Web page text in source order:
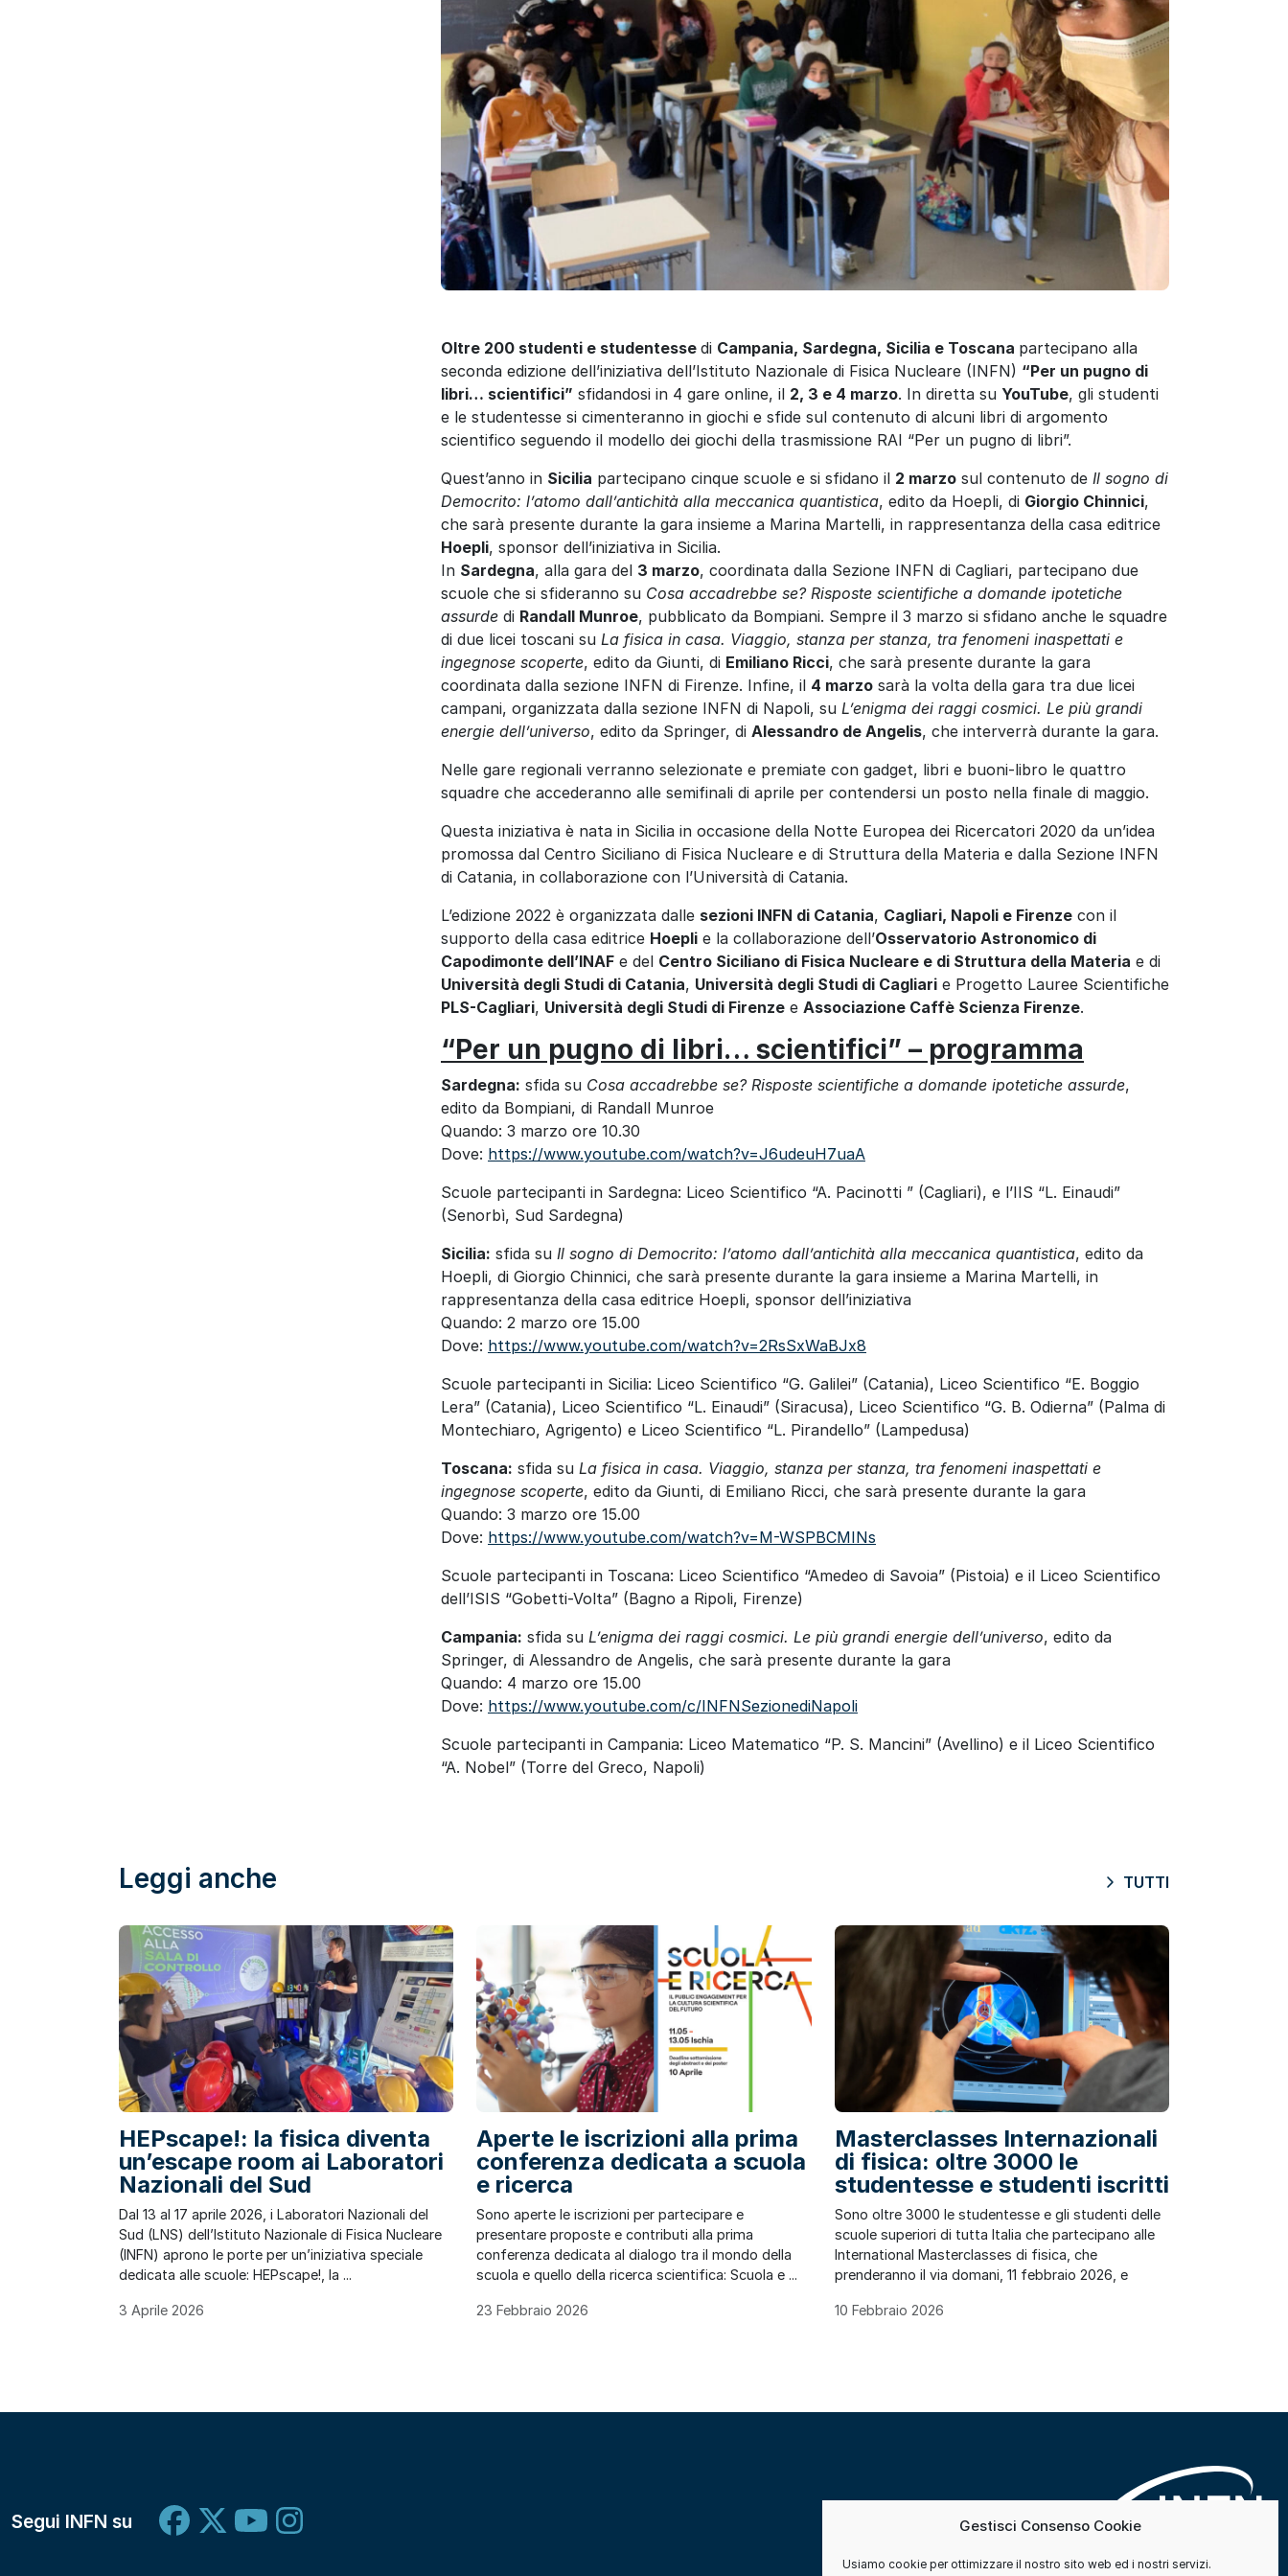
Gestisci Consenso Cookie
Usiamo cookie per ottimizzare il nostro sito web ed i nostri servizi.
Oltre 200 studenti e studentesse di Campania, Sardegna, Sicilia e Toscana partecipano alla
seconda edizione dell’iniziativa dell’Istituto Nazionale di Fisica Nucleare (INFN) “Per un pugno di
libri… scientifici” sfidandosi in 4 gare online, il 2, 3 e 4 marzo. In diretta su YouTube, gli studenti
e le studentesse si cimenteranno in giochi e sfide sul contenuto di alcuni libri di argomento
scientifico seguendo il modello dei giochi della trasmissione RAI “Per un pugno di libri”.
Quest’anno in Sicilia partecipano cinque scuole e si sfidano il 2 marzo sul contenuto de Il sogno di
Democrito: l’atomo dall’antichità alla meccanica quantistica, edito da Hoepli, di Giorgio Chinnici,
che sarà presente durante la gara insieme a Marina Martelli, in rappresentanza della casa editrice
Hoepli, sponsor dell’iniziativa in Sicilia.
In Sardegna, alla gara del 3 marzo, coordinata dalla Sezione INFN di Cagliari, partecipano due
scuole che si sfideranno su Cosa accadrebbe se? Risposte scientifiche a domande ipotetiche
assurde di Randall Munroe, pubblicato da Bompiani. Sempre il 3 marzo si sfidano anche le squadre
di due licei toscani su La fisica in casa. Viaggio, stanza per stanza, tra fenomeni inaspettati e
ingegnose scoperte, edito da Giunti, di Emiliano Ricci, che sarà presente durante la gara
coordinata dalla sezione INFN di Firenze. Infine, il 4 marzo sarà la volta della gara tra due licei
campani, organizzata dalla sezione INFN di Napoli, su L’enigma dei raggi cosmici. Le più grandi
energie dell’universo, edito da Springer, di Alessandro de Angelis, che interverrà durante la gara.
Nelle gare regionali verranno selezionate e premiate con gadget, libri e buoni-libro le quattro
squadre che accederanno alle semifinali di aprile per contendersi un posto nella finale di maggio.
Questa iniziativa è nata in Sicilia in occasione della Notte Europea dei Ricercatori 2020 da un’idea
promossa dal Centro Siciliano di Fisica Nucleare e di Struttura della Materia e dalla Sezione INFN
di Catania, in collaborazione con l’Università di Catania.
L’edizione 2022 è organizzata dalle sezioni INFN di Catania, Cagliari, Napoli e Firenze con il
supporto della casa editrice Hoepli e la collaborazione dell’Osservatorio Astronomico di
Capodimonte dell’INAF e del Centro Siciliano di Fisica Nucleare e di Struttura della Materia e di
Università degli Studi di Catania, Università degli Studi di Cagliari e Progetto Lauree Scientifiche
PLS-Cagliari, Università degli Studi di Firenze e Associazione Caffè Scienza Firenze.
“Per un pugno di libri… scientifici” – programma
Sardegna: sfida su Cosa accadrebbe se? Risposte scientifiche a domande ipotetiche assurde,
edito da Bompiani, di Randall Munroe
Quando: 3 marzo ore 10.30
Dove: https://www.youtube.com/watch?v=J6udeuH7uaA
Scuole partecipanti in Sardegna: Liceo Scientifico “A. Pacinotti ” (Cagliari), e l’IIS “L. Einaudi”
(Senorbì, Sud Sardegna)
Sicilia: sfida su Il sogno di Democrito: l’atomo dall’antichità alla meccanica quantistica, edito da
Hoepli, di Giorgio Chinnici, che sarà presente durante la gara insieme a Marina Martelli, in
rappresentanza della casa editrice Hoepli, sponsor dell’iniziativa
Quando: 2 marzo ore 15.00
Dove: https://www.youtube.com/watch?v=2RsSxWaBJx8
Scuole partecipanti in Sicilia: Liceo Scientifico “G. Galilei” (Catania), Liceo Scientifico “E. Boggio
Lera” (Catania), Liceo Scientifico “L. Einaudi” (Siracusa), Liceo Scientifico “G. B. Odierna” (Palma di
Montechiaro, Agrigento) e Liceo Scientifico “L. Pirandello” (Lampedusa)
Toscana: sfida su La fisica in casa. Viaggio, stanza per stanza, tra fenomeni inaspettati e
ingegnose scoperte, edito da Giunti, di Emiliano Ricci, che sarà presente durante la gara
Quando: 3 marzo ore 15.00
Dove: https://www.youtube.com/watch?v=M-WSPBCMINs
Scuole partecipanti in Toscana: Liceo Scientifico “Amedeo di Savoia” (Pistoia) e il Liceo Scientifico
dell’ISIS “Gobetti-Volta” (Bagno a Ripoli, Firenze)
Campania: sfida su L’enigma dei raggi cosmici. Le più grandi energie dell’universo, edito da
Springer, di Alessandro de Angelis, che sarà presente durante la gara
Quando: 4 marzo ore 15.00
Dove: https://www.youtube.com/c/INFNSezionediNapoli
Scuole partecipanti in Campania: Liceo Matematico “P. S. Mancini” (Avellino) e il Liceo Scientifico
“A. Nobel” (Torre del Greco, Napoli)
Leggi anche TUTTI
HEPscape!: la fisica diventa
un’escape room ai Laboratori
Nazionali del Sud
Dal 13 al 17 aprile 2026, i Laboratori Nazionali del
Sud (LNS) dell’Istituto Nazionale di Fisica Nucleare
(INFN) aprono le porte per un’iniziativa speciale
dedicata alle scuole: HEPscape!, la ...
3 Aprile 2026
Aperte le iscrizioni alla prima
conferenza dedicata a scuola
e ricerca
Sono aperte le iscrizioni per partecipare e
presentare proposte e contributi alla prima
conferenza dedicata al dialogo tra il mondo della
scuola e quello della ricerca scientifica: Scuola e ...
23 Febbraio 2026
Masterclasses Internazionali
di fisica: oltre 3000 le
studentesse e studenti iscritti
Sono oltre 3000 le studentesse e gli studenti delle
scuole superiori di tutta Italia che partecipano alle
International Masterclasses di fisica, che
prenderanno il via domani, 11 febbraio 2026, e
10 Febbraio 2026
Segui INFN su